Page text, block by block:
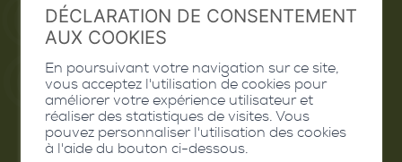
Valais Excellence
Commune de Conthey
Route de Savoie 54
DÉCLARATION DE CONSENTEMENT
AUX COOKIES
En poursuivant votre navigation sur ce site,
vous acceptez l'utilisation de cookies pour
améliorer votre expérience utilisateur et
réaliser des statistiques de visites. Vous
pouvez personnaliser l'utilisation des cookies
à l'aide du bouton ci-dessous.